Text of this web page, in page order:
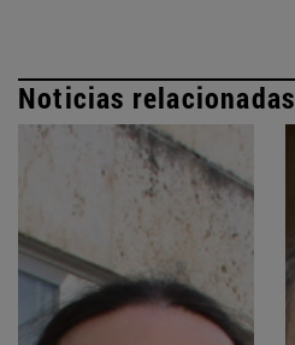
Noticias relacionadas